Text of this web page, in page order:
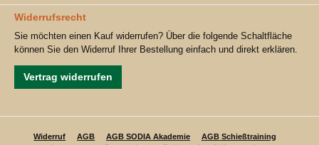
Widerrufsrecht
Sie möchten einen Kauf widerrufen? Über die folgende Schaltfläche
können Sie den Widerruf Ihrer Bestellung einfach und direkt erklären.
Vertrag widerrufen
Widerruf AGB AGB SODIA Akademie
AGB Schießtraining